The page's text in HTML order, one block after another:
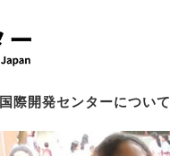
国際開発センターについて